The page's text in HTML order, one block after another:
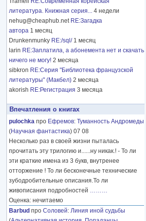
литература. Книжная серия... 4 недели
nehug@cheaphub.net RE:Загадка
автора 1 месяц
Drunkenmunky RE:/sql/ 1 месяц
larin RE:Заплатила, а абонемента нет и скачать
ничего не могу! 2 месяца
sibkron RE:Серия "Библиотека французской
литературы" (Макбел) 2 месяца
akorish RE:Регистрация 3 месяца
Впечатления о книгах
pulochka про Ефремов: Туманность Андромеды
(Научная фантастика) 07 08
Несколько раз в своей жизни пыталась
прочитать эту трилогию и......ну никак.! - То ли
эти краткие имена из 3 букв, внутренее
отторжение ! То ли бесконечные технические
зубодробительные описания.То ли
живописания подробностей ………
Оценка: нечитаемо
Barbud про Соловей: Линия иной судьбы